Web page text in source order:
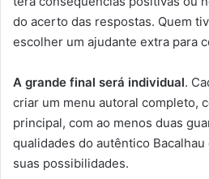
do acerto das respostas. Quem
escolher um ajudante extra para
A grande final será individual.
criar um menu autoral completo,
principal, com ao menos duas
qualidades do autêntico
suas possibilidades.